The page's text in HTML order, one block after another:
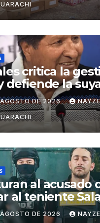
critica la
defiende la
DE 2026
al acusado
al teniente
DE 2026